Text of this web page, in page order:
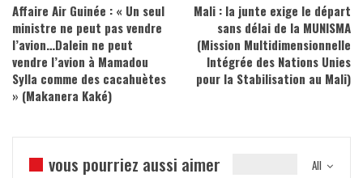
Affaire Air Guinée : « Un seul
ministre ne peut pas vendre
l’avion…Dalein ne peut
vendre l’avion à Mamadou
Sylla comme des cacahuètes
» (Makanera Kaké)
Mali : la junte exige le départ
sans délai de la MUNISMA
(Mission Multidimensionnelle
Intégrée des Nations Unies
pour la Stabilisation au Mali)
All
vous pourriez aussi aimer